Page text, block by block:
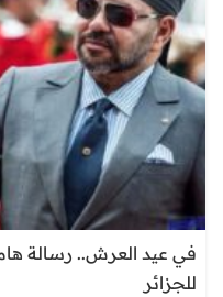
في عيد العرش.. رسالة
للجزائر